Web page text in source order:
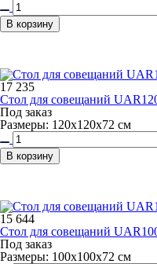
В корзину
17 235
Стол для совещаний
Под заказ
Размеры: 120х120х72 см
В корзину
15 644
Стол для совещаний
Под заказ
Размеры: 100х100х72 см